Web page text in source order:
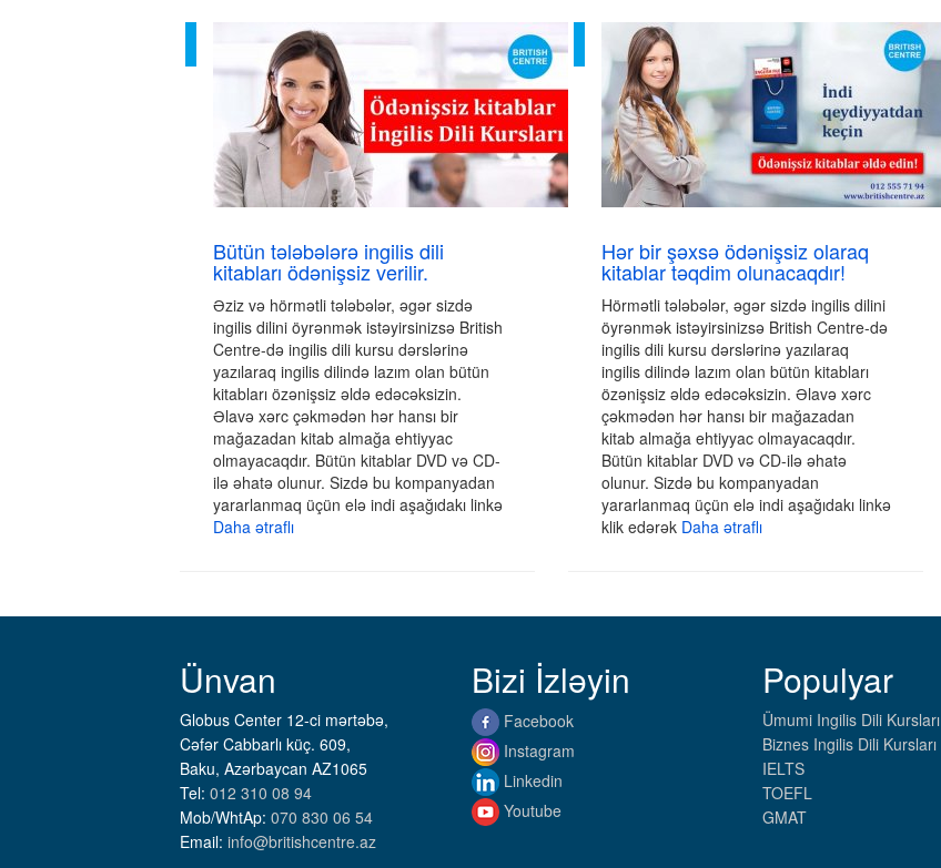
Bütün tələbələrə ingilis dili
kitabları ödənişsiz verilir.
Əziz və hörmətli tələbələr, əgər sizdə
ingilis dilini öyrənmək istəyirsinizsə British
Centre-də ingilis dili kursu dərslərinə
yazılaraq ingilis dilində lazım olan bütün
kitabları özənişsiz əldə edəcəksizin.
Əlavə xərc çəkmədən hər hansı bir
mağazadan kitab almağa ehtiyyac
olmayacaqdır. Bütün kitablar DVD və CD-
ilə əhatə olunur. Sizdə bu kompanyadan
yararlanmaq üçün elə indi aşağıdakı linkə
Daha ətraflı
Hər bir şəxsə ödənişsiz olaraq
kitablar təqdim olunacaqdır!
Hörmətli tələbələr, əgər sizdə ingilis dilini
öyrənmək istəyirsinizsə British Centre-də
ingilis dili kursu dərslərinə yazılaraq
ingilis dilində lazım olan bütün kitabları
özənişsiz əldə edəcəksizin. Əlavə xərc
çəkmədən hər hansı bir mağazadan
kitab almağa ehtiyyac olmayacaqdır.
Bütün kitablar DVD və CD-ilə əhatə
olunur. Sizdə bu kompanyadan
yararlanmaq üçün elə indi aşağıdakı linkə
klik edərək Daha ətraflı
Ünvan
Globus Center 12-ci mərtəbə,
Cəfər Cabbarlı küç. 609,
Baku, Azərbaycan AZ1065
Tel: 012 310 08 94
Mob/WhtAp: 070 830 06 54
Email: info@britishcentre.az
Bizi İzləyin
Facebook
Instagram
Linkedin
Youtube
Populyar
Ümumi Ingilis Dili Kursları
Biznes Ingilis Dili Kursları
IELTS
TOEFL
GMAT